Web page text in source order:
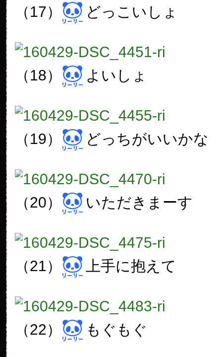
（17） どっこいしょ
（18） よいしょ
（19） どっちがいいかな
（20） いただきまーす
（21） 上手に抱えて
（22） もぐもぐ